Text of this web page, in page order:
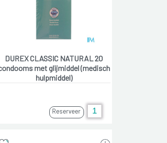
DUREX CLASSIC NATURAL 20
met glijmiddel (medisch
hulpmiddel)
Reserveer